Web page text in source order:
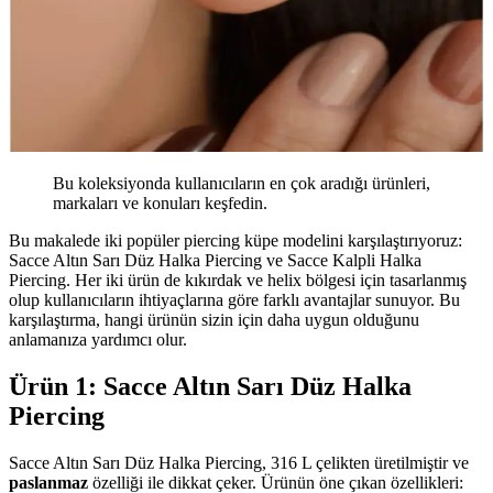
Bu koleksiyonda kullanıcıların en çok aradığı ürünleri,
markaları ve konuları keşfedin.
Bu makalede iki popüler piercing küpe modelini karşılaştırıyoruz:
Sacce Altın Sarı Düz Halka Piercing ve Sacce Kalpli Halka
Piercing. Her iki ürün de kıkırdak ve helix bölgesi için tasarlanmış
olup kullanıcıların ihtiyaçlarına göre farklı avantajlar sunuyor. Bu
karşılaştırma, hangi ürünün sizin için daha uygun olduğunu
anlamanıza yardımcı olur.
Ürün 1: Sacce Altın Sarı Düz Halka
Piercing
Sacce Altın Sarı Düz Halka Piercing, 316 L çelikten üretilmiştir ve
paslanmaz özelliği ile dikkat çeker. Ürünün öne çıkan özellikleri: